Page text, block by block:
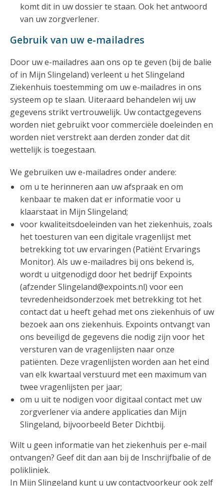
komt dit in uw dossier te staan. Ook het antwoord
van uw zorgverlener.
Gebruik van uw e-mailadres
Door uw e-mailadres aan ons op te geven (bij de balie
of in Mijn Slingeland) verleent u het Slingeland
Ziekenhuis toestemming om uw e-mailadres in ons
systeem op te slaan. Uiteraard behandelen wij uw
gegevens strikt vertrouwelijk. Uw contactgegevens
worden niet gebruikt voor commerciële doeleinden en
worden niet verstrekt aan derden zonder dat dit
wettelijk is toegestaan.
We gebruiken uw e-mailadres onder andere:
om u te herinneren aan uw afspraak en om
kenbaar te maken dat er informatie voor u
klaarstaat in Mijn Slingeland;
voor kwaliteitsdoeleinden van het ziekenhuis, zoals
het toesturen van een digitale vragenlijst met
betrekking tot uw ervaringen (Patiënt Ervarings
Monitor). Als uw e-mailadres bij ons bekend is,
wordt u uitgenodigd door het bedrijf Expoints
(afzender Slingeland@expoints.nl) voor een
tevredenheidsonderzoek met betrekking tot het
contact dat u heeft gehad met ons ziekenhuis of uw
bezoek aan ons ziekenhuis. Expoints ontvangt van
ons beveiligd de gegevens die nodig zijn voor het
versturen van de vragenlijsten naar onze
patiënten. Deze vragenlijsten worden aan het eind
van elk kwartaal verstuurd met een maximum van
twee vragenlijsten per jaar;
om u uit te nodigen voor digitaal contact met uw
zorgverlener via andere applicaties dan Mijn
Slingeland, bijvoorbeeld Beter Dichtbij.
Wilt u geen informatie van het ziekenhuis per e-mail
ontvangen? Geef dit dan aan bij de Inschrijfbalie of de
polikliniek.
In Mijn Slingeland kunt u uw contactvoorkeur ook zelf